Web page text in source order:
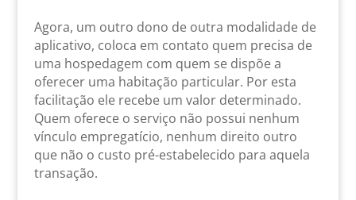
Agora, um outro dono de outra modalidade de
aplicativo, coloca em contato quem precisa de
uma hospedagem com quem se dispõe a
oferecer uma habitação particular. Por esta
facilitação ele recebe um valor determinado.
Quem oferece o serviço não possui nenhum
vínculo empregatício, nenhum direito outro
que não o custo pré-estabelecido para aquela
transação.